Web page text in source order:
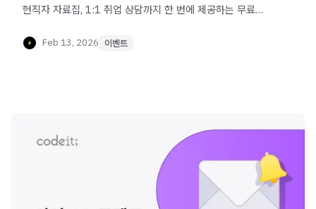
현직자 자료집, 1:1 취업 상담까지 한 번에 제공하는 무료
Feb 13, 2026 이벤트